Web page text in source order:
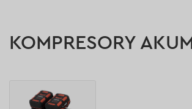
KOMPRESORY